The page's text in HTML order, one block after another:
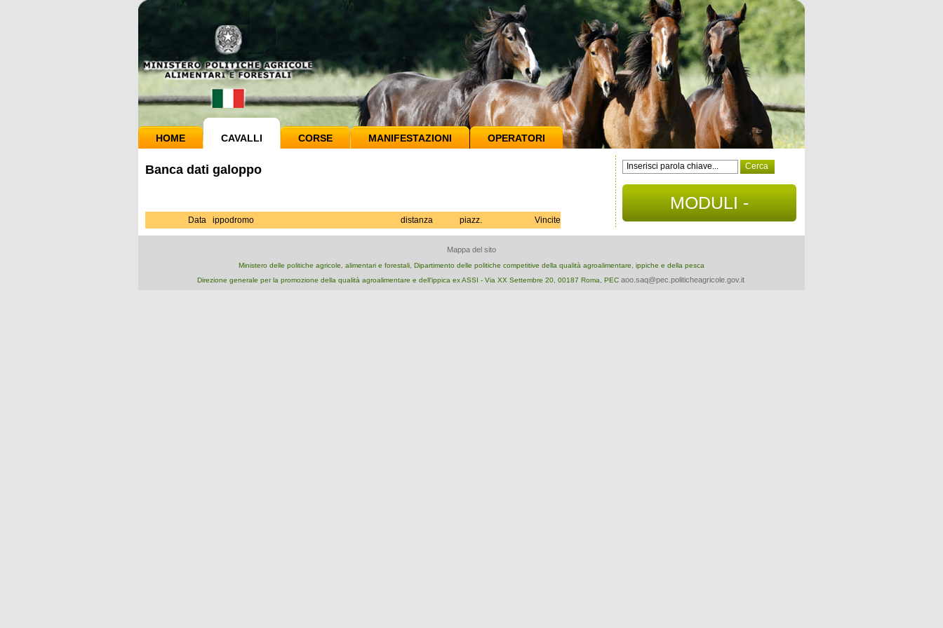
HOME CAVALLI CORSE MANIFESTAZIONI OPERATORI
Banca dati galoppo
Data ippodromo distanza piazz. Vincite
MODULI -
DOCUMENTI
Mappa del sito
Ministero delle politiche agricole, alimentari e forestali, Dipartimento delle politiche competitive della qualità agroalimentare, ippiche e della pesca
Direzione generale per la promozione della qualità agroalimentare e dell'ippica ex ASSI - Via XX Settembre 20, 00187 Roma, PEC aoo.saq@pec.politicheagricole.gov.it